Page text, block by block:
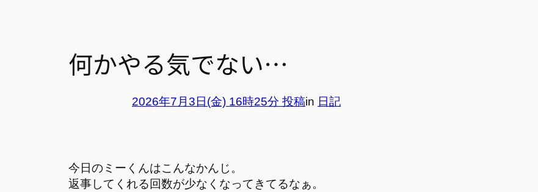
何かやる気でない…
2026年7月3日(金) 16時25分 投稿in 日記
今日のミーくんはこんなかんじ。
返事してくれる回数が少なくなってきてるなぁ。